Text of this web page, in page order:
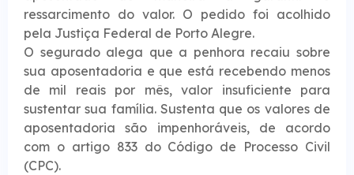
ressarcimento do valor. O pedido foi acolhido
pela Justiça Federal de Porto Alegre.
O segurado alega que a penhora recaiu sobre
sua aposentadoria e que está recebendo menos
de mil reais por mês, valor insuficiente para
sustentar sua família. Sustenta que os valores de
aposentadoria são impenhoráveis, de acordo
com o artigo 833 do Código de Processo Civil
(CPC).